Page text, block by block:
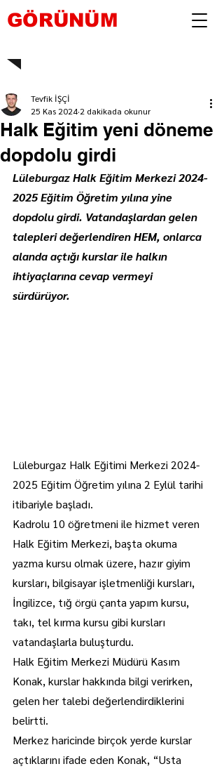
GÖRÜNÜM
Halk Eğitim yeni döneme
dopdolu girdi
Tevfik İŞÇİ
25 Kas 2024 2 dakikada okunur
Lüleburgaz Halk Eğitim Merkezi 2024-
2025 Eğitim Öğretim yılına yine
dopdolu girdi. Vatandaşlardan gelen
talepleri değerlendiren HEM, onlarca
alanda açtığı kurslar ile halkın
ihtiyaçlarına cevap vermeyi
sürdürüyor.
Lüleburgaz Halk Eğitimi Merkezi 2024-
2025 Eğitim Öğretim yılına 2 Eylül tarihi
itibariyle başladı.
Kadrolu 10 öğretmeni ile hizmet veren
Halk Eğitim Merkezi, başta okuma
yazma kursu olmak üzere, hazır giyim
kursları, bilgisayar işletmenliği kursları,
İngilizce, tığ örgü çanta yapım kursu,
takı, tel kırma kursu gibi kursları
vatandaşlarla buluşturdu.
Halk Eğitim Merkezi Müdürü Kasım
Konak, kurslar hakkında bilgi verirken,
gelen her talebi değerlendirdiklerini
belirtti.
Merkez haricinde birçok yerde kurslar
açtıklarını ifade eden Konak, “Usta